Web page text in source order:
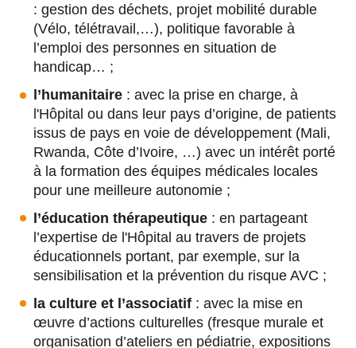
: gestion des déchets, projet mobilité durable
(Vélo, télétravail,…), politique favorable à
l’emploi des personnes en situation de
handicap… ;
l’humanitaire : avec la prise en charge, à
l'Hôpital ou dans leur pays d’origine, de patients
issus de pays en voie de développement (Mali,
Rwanda, Côte d’Ivoire, …) avec un intérêt porté
à la formation des équipes médicales locales
pour une meilleure autonomie ;
l’éducation thérapeutique : en partageant
l’expertise de l'Hôpital au travers de projets
éducationnels portant, par exemple, sur la
sensibilisation et la prévention du risque AVC ;
la culture et l’associatif : avec la mise en
œuvre d’actions culturelles (fresque murale et
organisation d’ateliers en pédiatrie, expositions